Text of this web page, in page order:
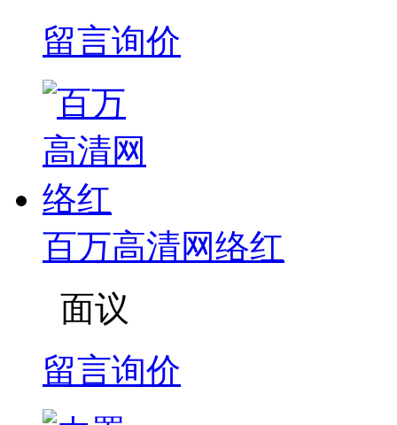
留言询价
百万高清网络红
面议
留言询价